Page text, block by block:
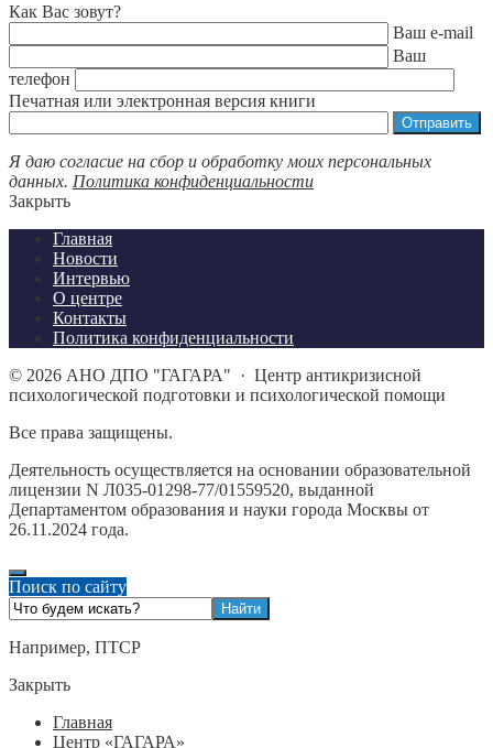
Как Вас зовут?
Ваш e-mail
Ваш
телефон
Печатная или электронная версия книги
Я даю согласие на сбор и обработку моих персональных
данных. Политика конфиденциальности
Закрыть
Главная
Новости
Интервью
О центре
Контакты
Политика конфиденциальности
© 2026 АНО ДПО "ГАГАРА" · Центр антикризисной
психологической подготовки и психологической помощи
Все права защищены.
Деятельность осуществляется на основании образовательной
лицензии N Л035-01298-77/01559520, выданной
Департаментом образования и науки города Москвы от
26.11.2024 года.
Поиск по сайту
Например, ПТСР
Закрыть
Главная
Центр «ГАГАРА»